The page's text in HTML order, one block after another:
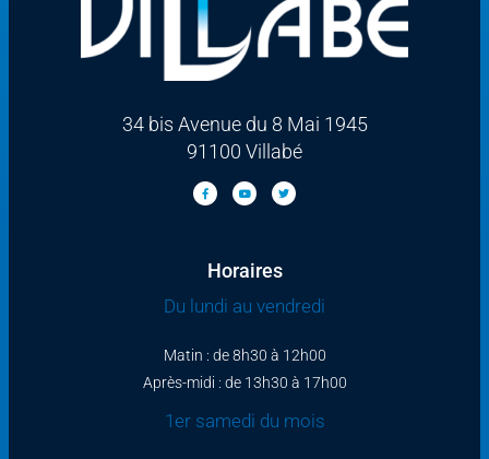
34 bis Avenue du 8 Mai 1945
91100 Villabé
Horaires
Du lundi au vendredi
Matin : de 8h30 à 12h00
Après-midi : de 13h30 à 17h00
1er samedi du mois